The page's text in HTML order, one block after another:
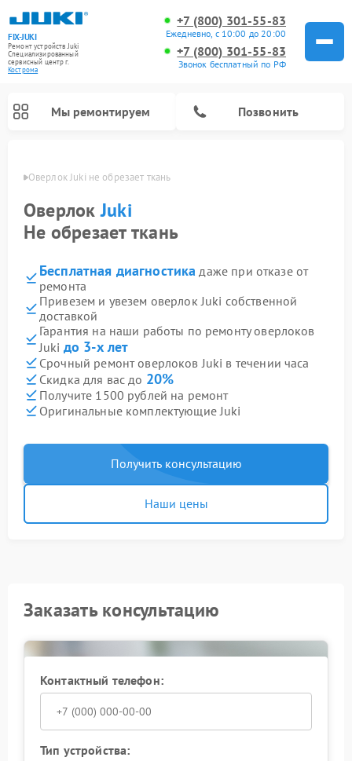
FIX-JUKI
Ремонт устройств Juki
Специализированный
cервисный центр г.
Кострома
+7 (800) 301-55-83
Ежедневно, с 10:00 до 20:00
+7 (800) 301-55-83
Звонок бесплатный по РФ
Мы ремонтируем Позвонить
Оверлок Juki не обрезает ткань
ОверлокJuki
Не обрезает ткань
Бесплатная диагностика даже при отказе от
ремонта
Привезем и увезем оверлок Juki собственной
доставкой
Гарантия на наши работы по ремонту оверлоков
Juki до 3-х лет
Срочный ремонт оверлоков Juki в течении часа
Скидка для вас до 20%
Получите 1500 рублей на ремонт
Оригинальные комплектующие Juki
Получить консультацию
Наши цены
Заказать консультацию
Контактный телефон:
Тип устройства: